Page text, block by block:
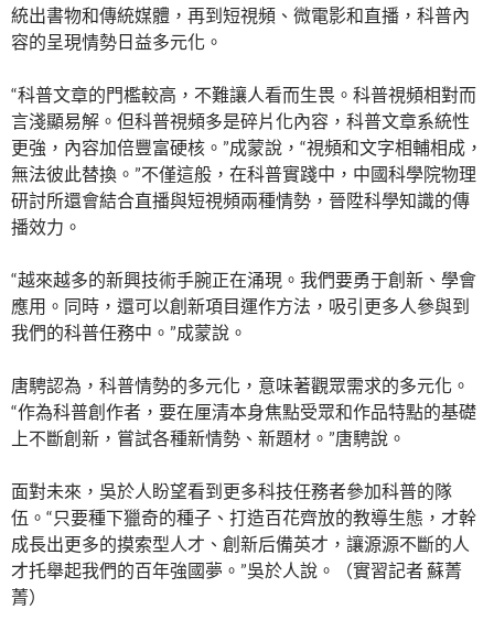
統出書物和傳統媒體，再到短視頻、微電影和直播，科普內
容的呈現情勢日益多元化。
“科普文章的門檻較高，不難讓人看而生畏。科普視頻相對而
言淺顯易解。但科普視頻多是碎片化內容，科普文章系統性
更強，內容加倍豐富硬核。”成蒙說，“視頻和文字相輔相成，
無法彼此替換。”不僅這般，在科普實踐中，中國科學院物理
研討所還會結合直播與短視頻兩種情勢，晉陞科學知識的傳
播效力。
“越來越多的新興技術手腕正在涌現。我們要勇于創新、學會
應用。同時，還可以創新項目運作方法，吸引更多人參與到
我們的科普任務中。”成蒙說。
唐騁認為，科普情勢的多元化，意味著觀眾需求的多元化。
“作為科普創作者，要在厘清本身焦點受眾和作品特點的基礎
上不斷創新，嘗試各種新情勢、新題材。”唐騁說。
面對未來，吳於人盼望看到更多科技任務者參加科普的隊
伍。“只要種下獵奇的種子、打造百花齊放的教導生態，才幹
成長出更多的摸索型人才、創新后備英才，讓源源不斷的人
才托舉起我們的百年強國夢。”吳於人說。（實習記者 蘇菁
菁）